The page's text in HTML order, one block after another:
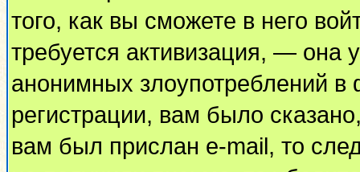
того, как вы сможете в него
требуется активизация, — она
анонимных злоупотреблений
регистрации, вам было
вам был прислан e-mail, то